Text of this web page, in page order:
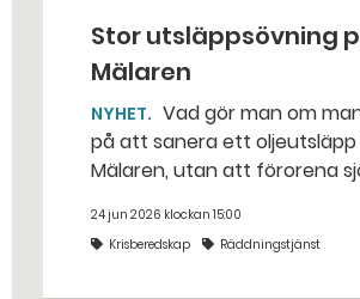
Stor utsläppsövning
Mälaren
NYHET
på att sanera ett oljeutsläpp
Mälaren, utan att förorena
stället. Det gjorde räddningstjänsten i
Eskilstuna – tio kubikmeter
24 jun 2026 klockan 15:00
Krisberedskap
Räddningstjänst